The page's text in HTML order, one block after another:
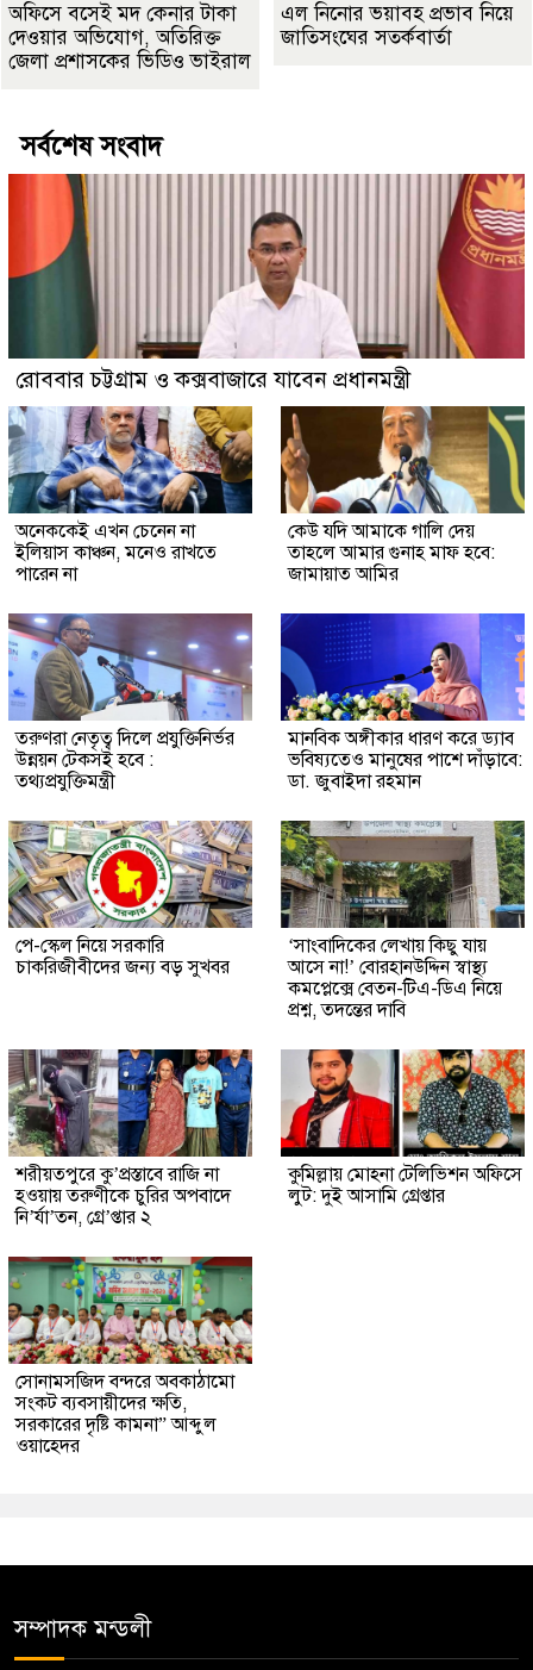
অফিসে বসেই মদ কেনার টাকা
দেওয়ার অভিযোগ, অতিরিক্ত
জেলা প্রশাসকের ভিডিও ভাইরাল
এল নিনোর ভয়াবহ প্রভাব নিয়ে
জাতিসংঘের সতর্কবার্তা
সর্বশেষ সংবাদ
রোববার চট্টগ্রাম ও কক্সবাজারে যাবেন প্রধানমন্ত্রী
অনেককেই এখন চেনেন না
ইলিয়াস কাঞ্চন, মনেও রাখতে
পারেন না
কেউ যদি আমাকে গালি দেয়
তাহলে আমার গুনাহ মাফ হবে:
জামায়াত আমির
তরুণরা নেতৃত্ব দিলে প্রযুক্তিনির্ভর
উন্নয়ন টেকসই হবে :
তথ্যপ্রযুক্তিমন্ত্রী
মানবিক অঙ্গীকার ধারণ করে ড্যাব
ভবিষ্যতেও মানুষের পাশে দাঁড়াবে:
ডা. জুবাইদা রহমান
পে-স্কেল নিয়ে সরকারি
চাকরিজীবীদের জন্য বড় সুখবর
‘সাংবাদিকের লেখায় কিছু যায়
আসে না!’ বোরহানউদ্দিন স্বাস্থ্য
কমপ্লেক্সে বেতন-টিএ-ডিএ নিয়ে
প্রশ্ন, তদন্তের দাবি
শরীয়তপুরে কু’প্রস্তাবে রাজি না
হওয়ায় তরুণীকে চুরির অপবাদে
নি’র্যা’তন, গ্রে’প্তার ২
কুমিল্লায় মোহনা টেলিভিশন অফিসে
লুট: দুই আসামি গ্রেপ্তার
সোনামসজিদ বন্দরে অবকাঠামো
সংকট ব্যবসায়ীদের ক্ষতি,
সরকারের দৃষ্টি কামনা” আব্দুল
ওয়াহেদর
সম্পাদক মন্ডলী